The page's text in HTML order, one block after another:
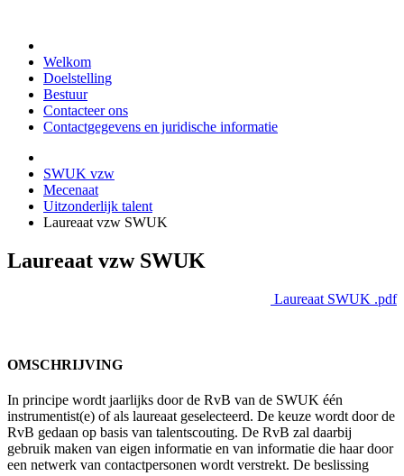
Welkom
Doelstelling
Bestuur
Contacteer ons
Contactgegevens en juridische informatie
SWUK vzw
Mecenaat
Uitzonderlijk talent
Laureaat vzw SWUK
Laureaat vzw SWUK
Laureaat SWUK .pdf
OMSCHRIJVING
In principe wordt jaarlijks door de RvB van de SWUK één
instrumentist(e) of als laureaat geselecteerd. De keuze wordt door de
RvB gedaan op basis van talentscouting. De RvB zal daarbij
gebruik maken van eigen informatie en van informatie die haar door
een netwerk van contactpersonen wordt verstrekt. De beslissing